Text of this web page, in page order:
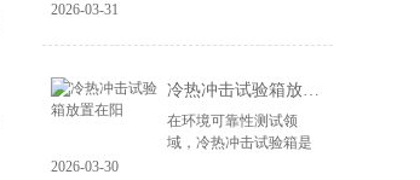
无论是电子产品、汽车
材料，微小的裂纹...
2026-03-31
冷热冲击试验箱放置在阳
在环境可靠性测试领
域，冷热冲击试验箱是
2026-03-30